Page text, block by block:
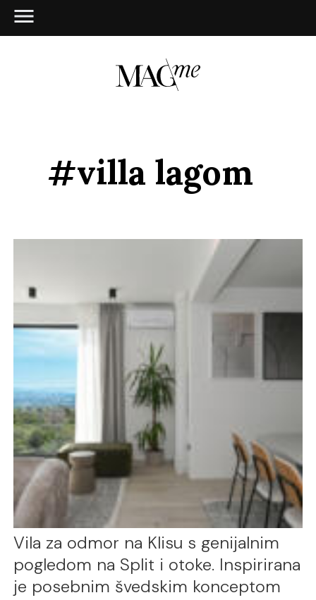
#villa lagom
Vila za odmor na Klisu s genijalnim
pogledom na Split i otoke. Inspirirana
je posebnim švedskim konceptom